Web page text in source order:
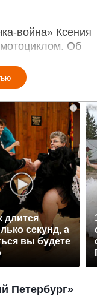
война» Ксения
Об
длится
секунд, а
вы будете
Петербург»